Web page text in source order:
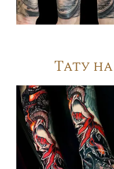
Тату